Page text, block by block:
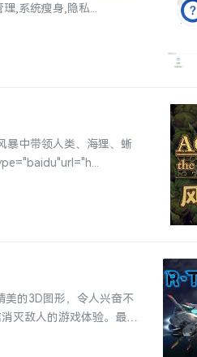
,系统瘦身,隐私...
暴中带领人类、海狸、蜥
美的3D图形，令人兴奋不
灭敌人的游戏体验。最低